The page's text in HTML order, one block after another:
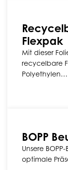
Flexpak
Mit dieser
recycelbare
Polyethylen…
BOPP
Unsere
optimale